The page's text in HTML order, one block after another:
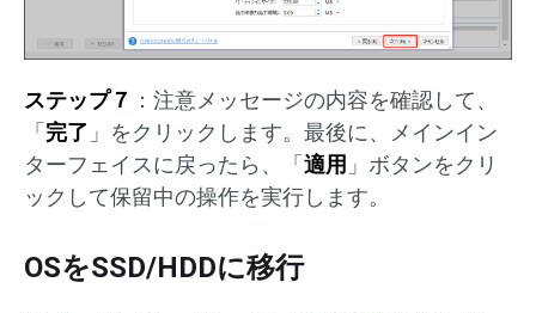
ステップ７ ：注意メッセージの内容を確認して、
「 完了 」をクリックします。最後に、メインイン
ターフェイスに戻ったら、「 適用 」ボタンをクリ
ックして保留中の操作を実行します。
OSをSSD/HDDに移行